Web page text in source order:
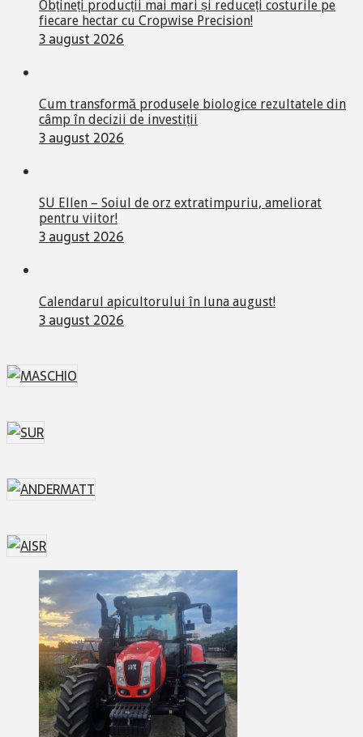
Obțineți producții mai mari și reduceți costurile pe
fiecare hectar cu Cropwise Precision!
3 august 2026
Cum transformă produsele biologice rezultatele din
câmp în decizii de investiții
3 august 2026
SU Ellen – Soiul de orz extratimpuriu, ameliorat
pentru viitor!
3 august 2026
Calendarul apicultorului în luna august!
3 august 2026